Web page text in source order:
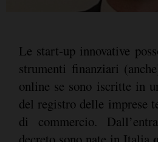
Le start-up innovative
strumenti finanziari
online se sono iscritte in
del registro delle imprese
di commercio.